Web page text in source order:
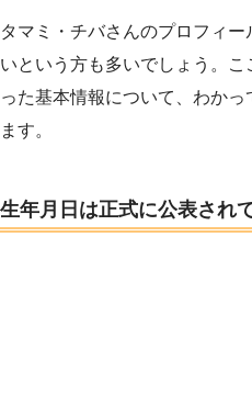
タマミ・チバさんのプロフィ
いという方も多いでしょう。
った基本情報について、わか
ます。
生年月日は正式に公表され